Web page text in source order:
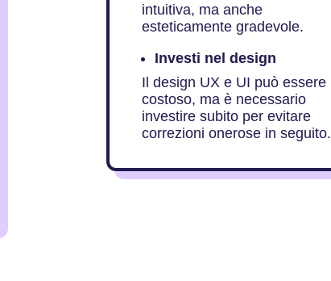
intuitiva, ma anche
esteticamente gradevole.
Investi nel design
Il design UX e UI può essere
costoso, ma è necessario
investire subito per evitare
correzioni onerose in seguito.